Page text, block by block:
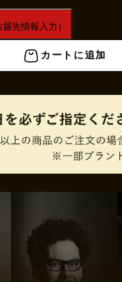
先情報入力）
カートに追加